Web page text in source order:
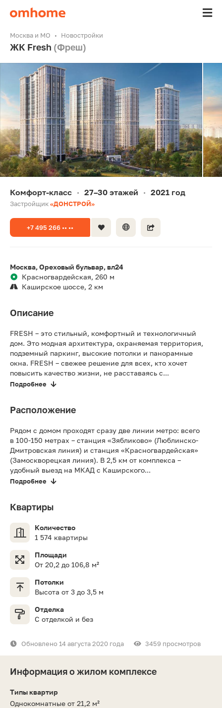
Москва и МО Новостройки
ЖК Fresh (Фреш)
Комфорт-класс • 27–30 этажей • 2021 год
Застройщик«ДОНСТРОЙ»
+7 495 266 •• ••
Москва, Ореховый бульвар, вл24
Красногвардейская, 260 м
Каширское шоссе, 2 км
Описание
FRESH – это стильный, комфортный и технологичный
дом. Это модная архитектура, охраняемая территория,
подземный паркинг, высокие потолки и панорамные
окна. FRESH – свежее решение для всех, кто хочет
повысить качество жизни, не расставаясь с...
Подробнее
Расположение
Рядом с домом проходят сразу две линии метро: всего
в 100-150 метрах – станция «Зябликово» (Люблинско-
Дмитровская линия) и станция «Красногвардейская»
(Замоскворецкая линия). В 2,5 км от комплекса –
удобный выезд на МКАД с Каширского...
Подробнее
Квартиры
Количество
1 574 квартиры
Площади
От 20,2 до 106,8 м²
Потолки
Высота от 3 до 3,5 м
Отделка
С отделкой и без
Обновлено 14 августа 2020 года 3459 просмотров
Информация о жилом комплексе
Типы квартир
Однокомнатные от 21,2 м²